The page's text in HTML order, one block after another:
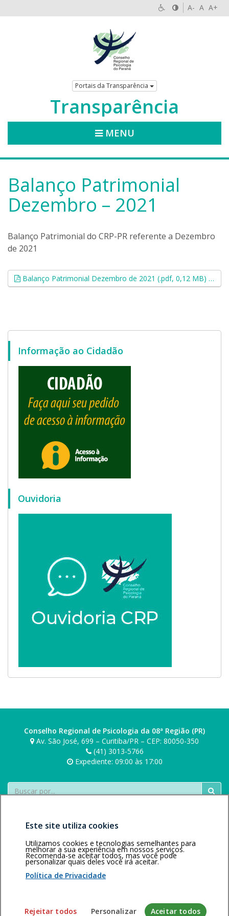
A- A A+
Portais da Transparência
Transparência
MENU
Balanço Patrimonial
Dezembro – 2021
Balanço Patrimonial do CRP-PR referente a Dezembro
de 2021
Balanço Patrimonial Dezembro de 2021 (.pdf, 0,12 MB)
Informação ao Cidadão
Ouvidoria
Conselho Regional de Psicologia da 08ª Região (PR)
Av. São José, 699 – Curitiba/PR – CEP: 80050-350
(41) 3013-5766
Expediente: 09:00 às 17:00
Buscar
Área restritaPolítica de
privacidadePersonalização
de cookies
Sistema desenvolvido pela Gerência de Tecnologia da
Este site utiliza cookies
Utilizamos cookies e tecnologias semelhantes para
melhorar a sua experiência em nossos serviços.
Recomenda-se aceitar todos, mas você pode
personalizar quais deles você irá aceitar.
Política de Privacidade
Rejeitar todos Personalizar Aceitar todos